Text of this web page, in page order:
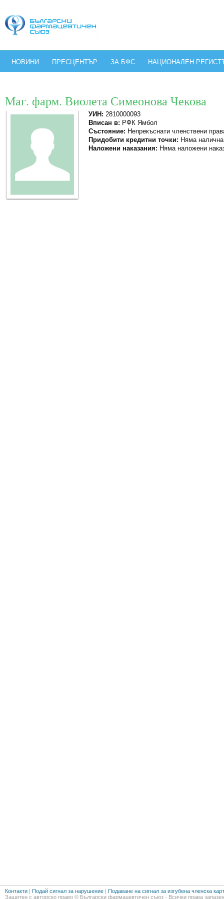
НОВИНИ ПРЕСЦЕНТЪР ЗА БФС НАЦИОНАЛЕН
Маг. фарм. Виолета Симеонова Чекова
УИН: 2810000093
Вписан в: РФК Ямбол
Състояние: Непрекъснати членствени
Придобити кредитни точки: Няма
Наложени наказания: Няма наложени
Контакти | Подай сигнал за нарушение | Подаване на сигнал за изгубена членска
Защитен с авторско право © Български фармацевтичен съюз - Всички права